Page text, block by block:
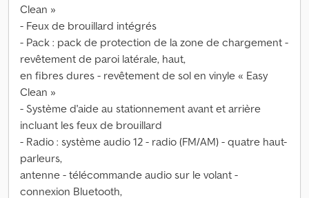
Clean »
- Feux de brouillard intégrés
- Pack : pack de protection de la zone de chargement -
revêtement de paroi latérale, haut,
en fibres dures - revêtement de sol en vinyle « Easy
Clean »
- Système d'aide au stationnement avant et arrière
incluant les feux de brouillard
- Radio : système audio 12 - radio (FM/AM) - quatre haut-
parleurs,
antenne - télécommande audio sur le volant -
connexion Bluetooth,